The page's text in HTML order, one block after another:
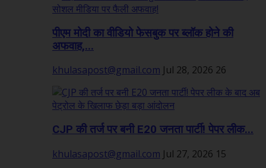
पीएम मोदी का वीडियो फेसबुक पर ब्लॉक होने की
अफवाह,...
khulasapost@gmail.com Jul 28, 2026 26
CJP की तर्ज पर बनी E20 जनता पार्टी! पेपर लीक...
khulasapost@gmail.com Jul 27, 2026 15